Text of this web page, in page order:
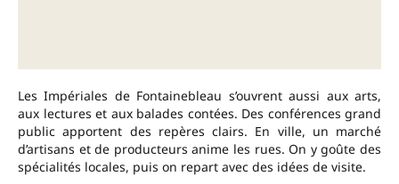
Les Impériales de Fontainebleau s’ouvrent aussi aux arts,
aux lectures et aux balades contées. Des conférences grand
public apportent des repères clairs. En ville, un marché
d’artisans et de producteurs anime les rues. On y goûte des
spécialités locales, puis on repart avec des idées de visite.